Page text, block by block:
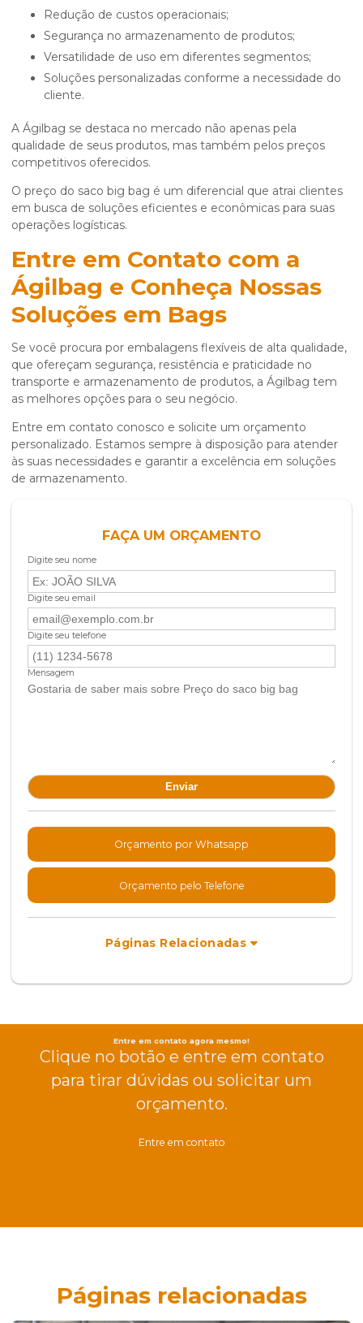
Redução de custos operacionais;
Segurança no armazenamento de produtos;
Versatilidade de uso em diferentes segmentos;
Soluções personalizadas conforme a necessidade do
cliente.
A Ágilbag se destaca no mercado não apenas pela
qualidade de seus produtos, mas também pelos preços
competitivos oferecidos.
O preço do saco big bag é um diferencial que atrai clientes
em busca de soluções eficientes e econômicas para suas
operações logísticas.
Entre em Contato com a
Ágilbag e Conheça Nossas
Soluções em Bags
Se você procura por embalagens flexíveis de alta qualidade,
que ofereçam segurança, resistência e praticidade no
transporte e armazenamento de produtos, a Ágilbag tem
as melhores opções para o seu negócio.
Entre em contato conosco e solicite um orçamento
personalizado. Estamos sempre à disposição para atender
às suas necessidades e garantir a excelência em soluções
de armazenamento.
FAÇA UM ORÇAMENTO
Digite seu nome
Digite seu email
Digite seu telefone
Mensagem
Orçamento por Whatsapp
Orçamento pelo Telefone
Páginas Relacionadas
Entre em contato agora mesmo!
Clique no botão e entre em contato
para tirar dúvidas ou solicitar um
orçamento.
Entre em contato
Páginas relacionadas